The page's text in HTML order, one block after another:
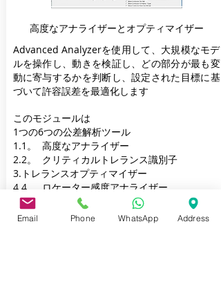
高度なアナライザーとオプティマイザー
Advanced Analyzerを使用して、大規模なモデ
ルを操作し、動きを検証し、どの部分が最も変
動に寄与するかを判断し、設定された目標に基
づいて許容誤差を最適化します
このモジュールは
1つの6つの公差解析ツール
1.1。
高度なアナライザー
2.2。
クリティカルトレランス識別子
3.トレランスオプティマイザー
4.4。
ロケーター感度アナライザー
5.5。
シミュレーションベースの感度
6.シーケンスオプティマイザー
Email Phone WhatsApp Address